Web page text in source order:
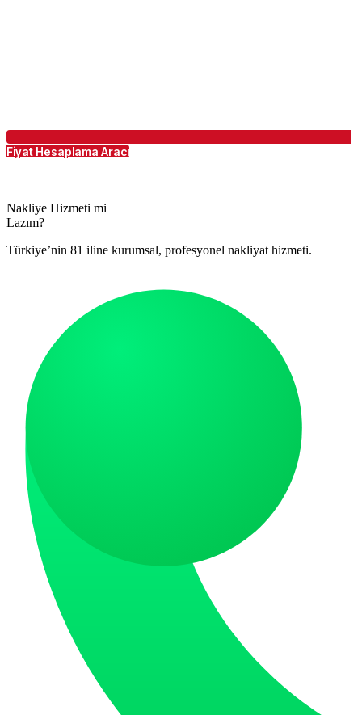
Fiyat Hesaplama Aracı
Nakliye Hizmeti mi
Lazım?
Türkiye’nin 81 iline kurumsal, profesyonel nakliyat hizmeti.